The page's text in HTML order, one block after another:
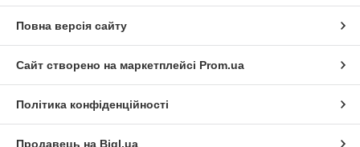
Повна версія сайту
Сайт створено на маркетплейсі Prom.ua
Політика конфіденційності
Продавець на Bigl.ua